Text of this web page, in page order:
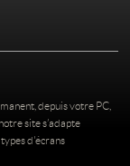
depuis votre PC,
site s’adapte
d'écrans